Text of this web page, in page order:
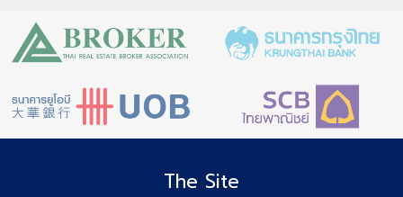
เปิดบ้านยังไง…ให้ปิดการขายได้ไวขึ้น? โดย #โค้ชโบว์
สัมมนา เตรียมพร้อมก่อนเริ่มสร้างบ้าน! ไขทุกข้อสงสัยเรื่อง ใบ
อนุญาตก่อสร้าง
The Site